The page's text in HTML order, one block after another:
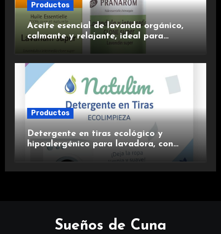
Productos
Aceite esencial de lavanda orgánico,
calmante y relajante, ideal para
Productos
Detergente en tiras ecológico y
hipoalergénico para lavadora, con
suavizante incluido y fragancia de
lavanda.
Sueños de Cuna